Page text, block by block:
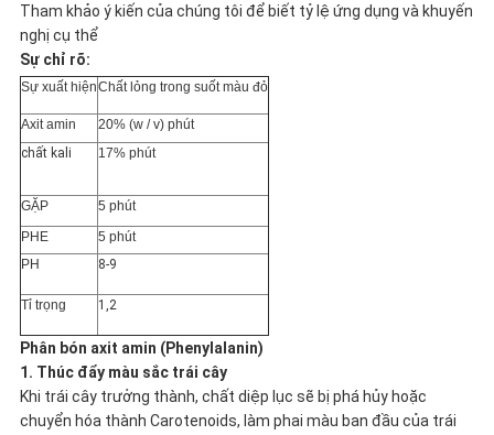
MẬT
Tham khảo ý kiến ​​của chúng tôi để biết tỷ lệ ứng dụng và khuyến
nghị cụ thể
Sự chỉ rõ:
Sự xuất hiệnChất lỏng trong suốt màu đỏ
Axit amin
20% (w / v) phút
chất kali
17% phút
GẶP
5 phút
PHE
5 phút
PH
8-9
Tỉ trọng 1,2
Phân bón axit amin (Phenylalanin)
1. Thúc đẩy màu sắc trái cây
Khi trái cây trưởng thành, chất diệp lục sẽ bị phá hủy hoặc
chuyển hóa thành Carotenoids, làm phai màu ban đầu của trái